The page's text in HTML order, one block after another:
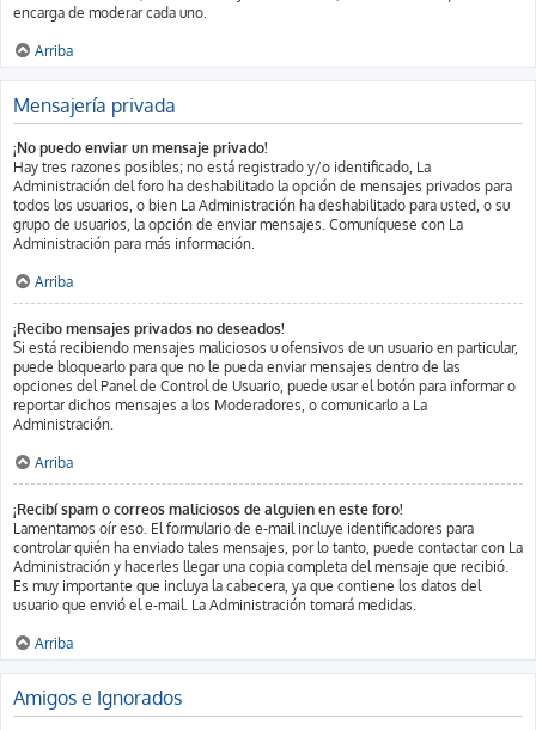
encarga de moderar cada uno.
Arriba
Mensajería privada
¡No puedo enviar un mensaje privado!
Hay tres razones posibles; no está registrado y/o identificado, La
Administración del foro ha deshabilitado la opción de mensajes privados para
todos los usuarios, o bien La Administración ha deshabilitado para usted, o su
grupo de usuarios, la opción de enviar mensajes. Comuníquese con La
Administración para más información.
Arriba
¡Recibo mensajes privados no deseados!
Si está recibiendo mensajes maliciosos u ofensivos de un usuario en particular,
puede bloquearlo para que no le pueda enviar mensajes dentro de las
opciones del Panel de Control de Usuario, puede usar el botón para informar o
reportar dichos mensajes a los Moderadores, o comunicarlo a La
Administración.
Arriba
¡Recibí spam o correos maliciosos de alguien en este foro!
Lamentamos oír eso. El formulario de e-mail incluye identificadores para
controlar quién ha enviado tales mensajes, por lo tanto, puede contactar con La
Administración y hacerles llegar una copia completa del mensaje que recibió.
Es muy importante que incluya la cabecera, ya que contiene los datos del
usuario que envió el e-mail. La Administración tomará medidas.
Arriba
Amigos e Ignorados